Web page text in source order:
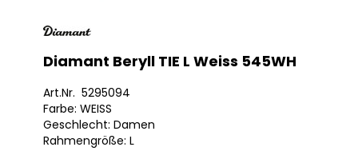
Diamant Beryll TIE L Weiss 545WH
Art.Nr. 5295094
Farbe: WEISS
Geschlecht: Damen
Rahmengröße: L